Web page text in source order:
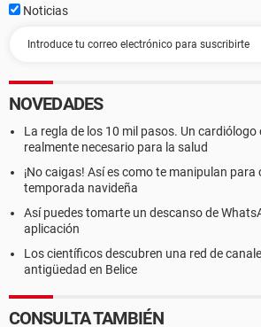
Noticias
NOVEDADES
La regla de los 10 mil pasos. Un cardiólogo
realmente necesario para la salud
¡No caigas! Así es como te manipulan para
temporada navideña
Así puedes tomarte un descanso de
aplicación
Los científicos descubren una red de
antigüedad en Belice
CONSULTA TAMBIÉN